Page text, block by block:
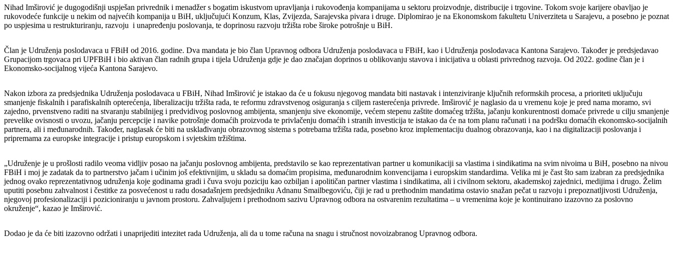
Nihad Imširović je dugogodišnji uspješan privrednik i menadžer s bogatim iskustvom upravljanja i rukovođenja kompanijama u sektoru proizvodnje, distribucije i trgovine. Tokom svoje karijere obavljao je
rukovodeće funkcije u nekim od najvećih kompanija u BiH, uključujući Konzum, Klas, Zvijezda, Sarajevska pivara i druge. Diplomirao je na Ekonomskom fakultetu Univerziteta u Sarajevu, a posebno je poznat
po uspjesima u restrukturiranju, razvoju i unapređenju poslovanja, te doprinosu razvoju tržišta robe široke potrošnje u BiH.
Član je Udruženja poslodavaca u FBiH od 2016. godine. Dva mandata je bio član Upravnog odbora Udruženja poslodavaca u FBiH, kao i Udruženja poslodavaca Kantona Sarajevo. Također je predsjedavao
Grupacijom trgovaca pri UPFBiH i bio aktivan član radnih grupa i tijela Udruženja gdje je dao značajan doprinos u oblikovanju stavova i inicijativa u oblasti privrednog razvoja. Od 2022. godine član je i
Ekonomsko-socijalnog vijeća Kantona Sarajevo.
Nakon izbora za predsjednika Udruženja poslodavaca u FBiH, Nihad Imširović je istakao da će u fokusu njegovog mandata biti nastavak i intenziviranje ključnih reformskih procesa, a prioriteti uključuju
smanjenje fiskalnih i parafiskalnih opterećenja, liberalizaciju tržišta rada, te reformu zdravstvenog osiguranja s ciljem rasterećenja privrede. Imširović je naglasio da u vremenu koje je pred nama moramo, svi
zajedno, prvenstveno raditi na stvaranju stabilnijeg i predvidivog poslovnog ambijenta, smanjenju sive ekonomije, većem stepenu zaštite domaćeg tržišta, jačanju konkurentnosti domaće privrede u cilju smanjenje
prevelike ovisnosti o uvozu, jačanju percepcije i navike potrošnje domaćih proizvoda te privlačenju domaćih i stranih investicija te istakao da će na tom planu računati i na podršku domaćih ekonomsko-socijalnih
partnera, ali i međunarodnih. Također, naglasak će biti na usklađivanju obrazovnog sistema s potrebama tržišta rada, posebno kroz implementaciju dualnog obrazovanja, kao i na digitalizaciji poslovanja i
pripremama za europske integracije i pristup europskom i svjetskim tržištima.
„Udruženje je u prošlosti radilo veoma vidljiv posao na jačanju poslovnog ambijenta, predstavilo se kao reprezentativan partner u komunikaciji sa vlastima i sindikatima na svim nivoima u BiH, posebno na nivou
FBiH i moj je zadatak da to partnerstvo jačam i učinim još efektivnijim, u skladu sa domaćim propisima, međunarodnim konvencijama i europskim standardima. Velika mi je čast što sam izabran za predsjednika
jednog ovako reprezentativnog udruženja koje godinama gradi i čuva svoju poziciju kao ozbiljan i apolitičan partner vlastima i sindikatima, ali i civilnom sektoru, akademskoj zajednici, medijima i drugo. Želim
uputiti posebnu zahvalnost i čestitke za posvećenost u radu dosadašnjem predsjedniku Adnanu Smailbegoviću, čiji je rad u prethodnim mandatima ostavio snažan pečat u razvoju i prepoznatljivosti Udruženja,
njegovoj profesionalizaciji i pozicioniranju u javnom prostoru. Zahvaljujem i prethodnom sazivu Upravnog odbora na ostvarenim rezultatima – u vremenima koje je kontinuirano izazovno za poslovno
okruženje“, kazao je Imširović.
Dodao je da će biti izazovno održati i unaprijediti intezitet rada Udruženja, ali da u tome računa na snagu i stručnost novoizabranog Upravnog odbora.